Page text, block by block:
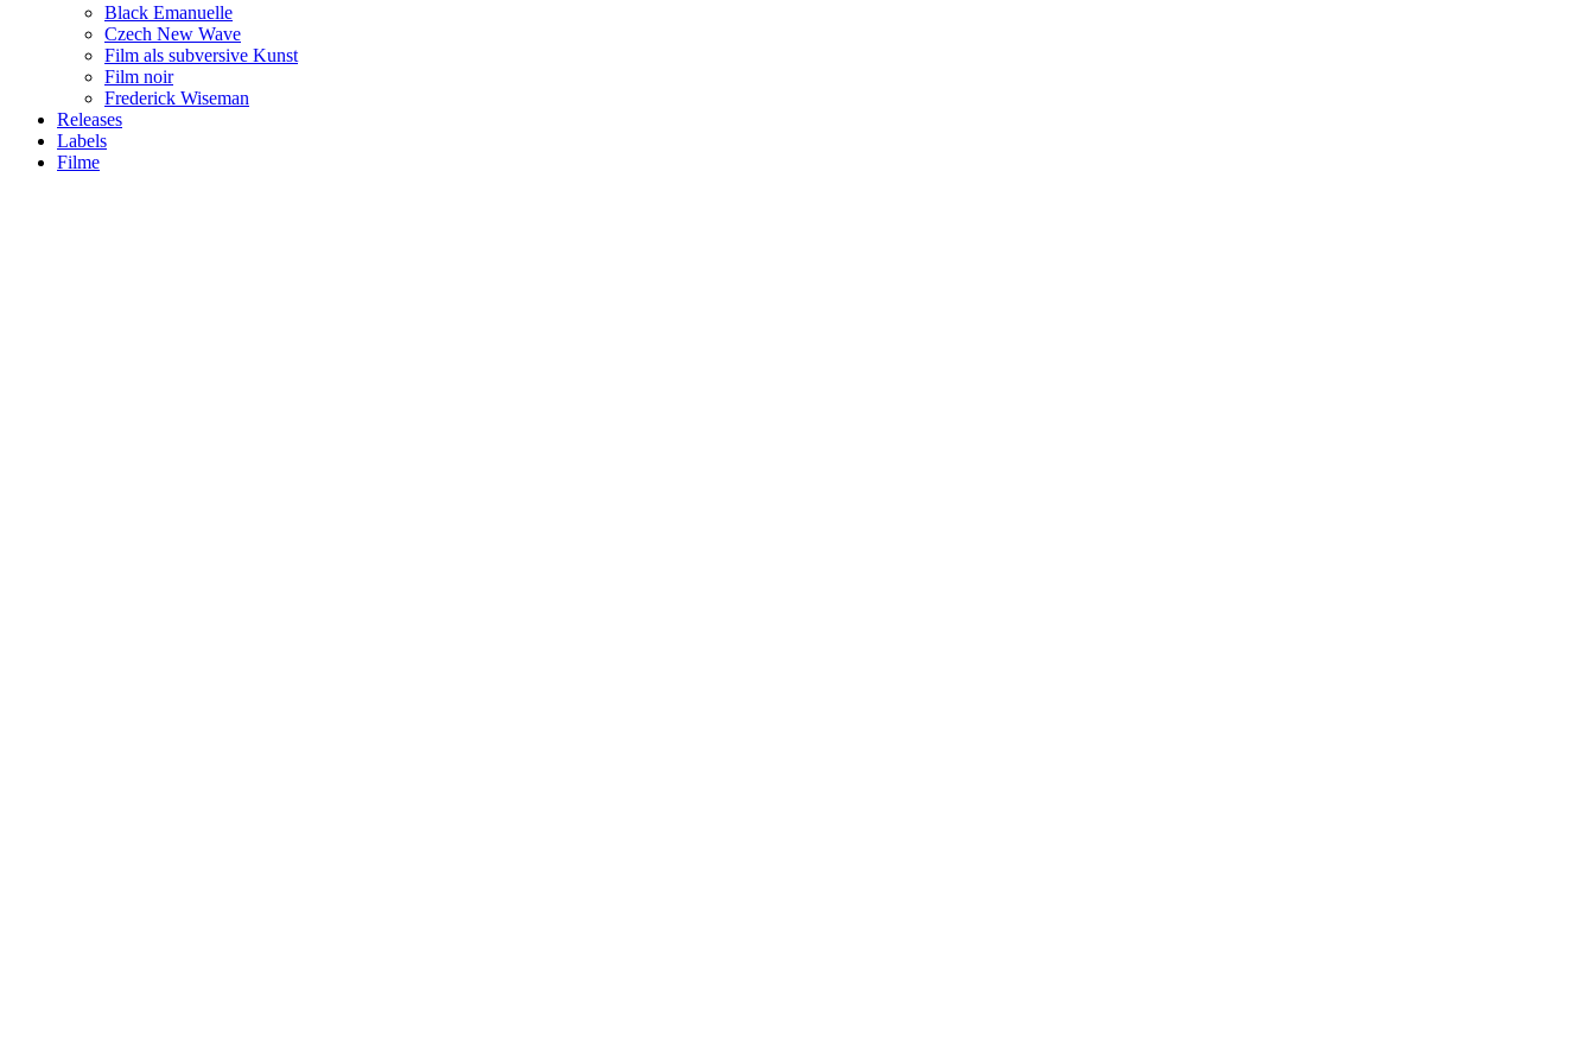
Black Emanuelle
Czech New Wave
Film als subversive Kunst
Film noir
Frederick Wiseman
Releases
Labels
Filme